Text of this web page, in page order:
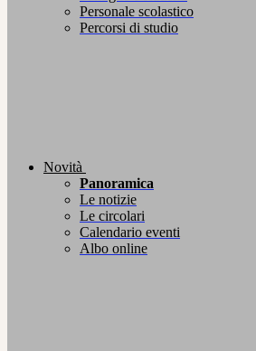
Personale scolastico
Percorsi di studio
Novità
Panoramica
Le notizie
Le circolari
Calendario eventi
Albo online